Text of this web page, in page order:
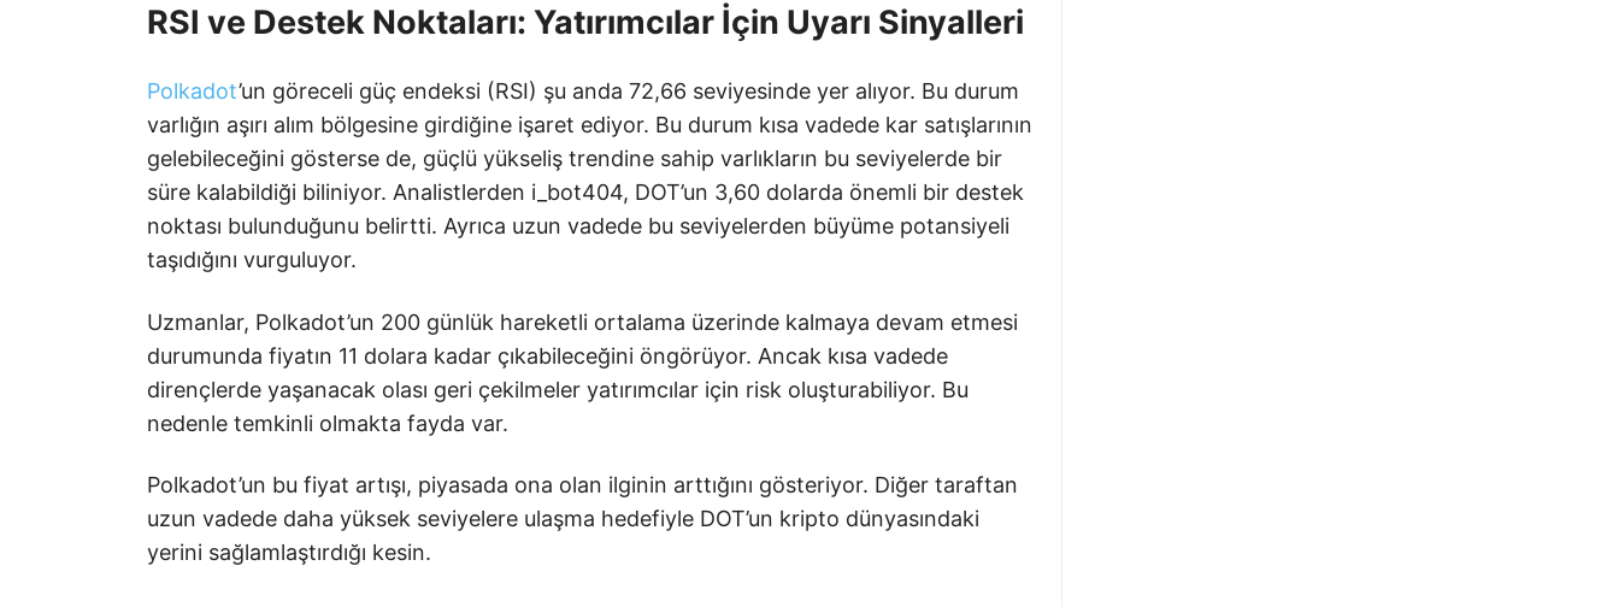
RSI ve Destek Noktaları: Yatırımcılar İçin Uyarı Sinyalleri
Polkadot’un göreceli güç endeksi (RSI) şu anda 72,66 seviyesinde yer alıyor. Bu durum
varlığın aşırı alım bölgesine girdiğine işaret ediyor. Bu durum kısa vadede kar satışlarının
gelebileceğini gösterse de, güçlü yükseliş trendine sahip varlıkların bu seviyelerde bir
süre kalabildiği biliniyor. Analistlerden i_bot404, DOT’un 3,60 dolarda önemli bir destek
noktası bulunduğunu belirtti. Ayrıca uzun vadede bu seviyelerden büyüme potansiyeli
taşıdığını vurguluyor.
Uzmanlar, Polkadot’un 200 günlük hareketli ortalama üzerinde kalmaya devam etmesi
durumunda fiyatın 11 dolara kadar çıkabileceğini öngörüyor. Ancak kısa vadede
dirençlerde yaşanacak olası geri çekilmeler yatırımcılar için risk oluşturabiliyor. Bu
nedenle temkinli olmakta fayda var.
Polkadot’un bu fiyat artışı, piyasada ona olan ilginin arttığını gösteriyor. Diğer taraftan
uzun vadede daha yüksek seviyelere ulaşma hedefiyle DOT’un kripto dünyasındaki
yerini sağlamlaştırdığı kesin.